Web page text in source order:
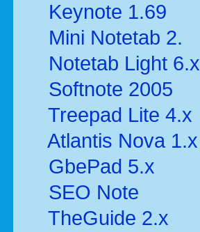
Keynote 1.69
Mini Notetab 2.
Notetab Light 6.x
Softnote 2005
Treepad Lite 4.x
Atlantis Nova 1.x
GbePad 5.x
SEO Note
TheGuide 2.x